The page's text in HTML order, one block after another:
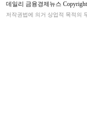
데일리 금융경제뉴스
저작권법에 의거 상업적 목적의